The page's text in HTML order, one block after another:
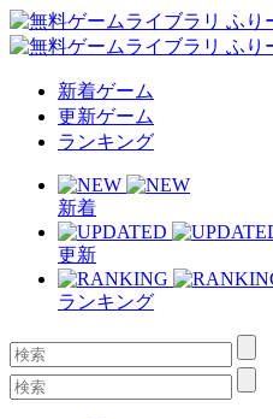
新着ゲーム
更新ゲーム
ランキング
新着
更新
ランキング